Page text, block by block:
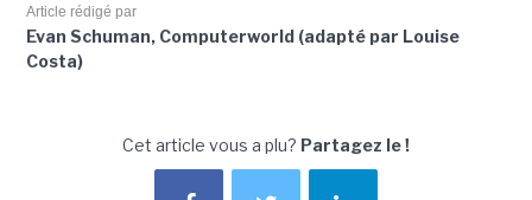
Article rédigé par
Evan Schuman, Computerworld (adapté par Louise
Costa)
Cet article vous a plu? Partagez le !